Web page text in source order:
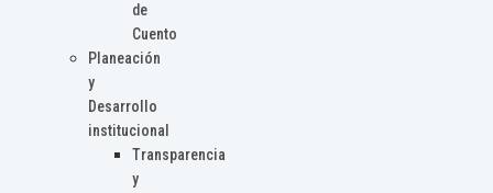
de
Cuento
Planeación
y
Desarrollo
institucional
Transparencia
y